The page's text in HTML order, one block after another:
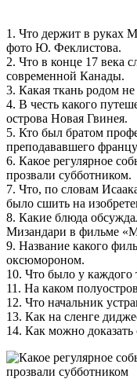
1. Что держит в руках
фото Ю. Феклистова.
2. Что в конце 17 века
современной Канады.
3. Какая ткань родом
4. В честь какого
острова Новая Гвинея.
5. Кто был братом
преподававшего
6. Какое регулярное
прозвали субботником.
7. Что, по словам
было сшить на
8. Какие блюда
Мизандари в фильме
9. Название какого
оксюмороном.
10. Что было у каждого
11. На каком
12. Что начальник
13. Как на сленге
14. Как можно доказать